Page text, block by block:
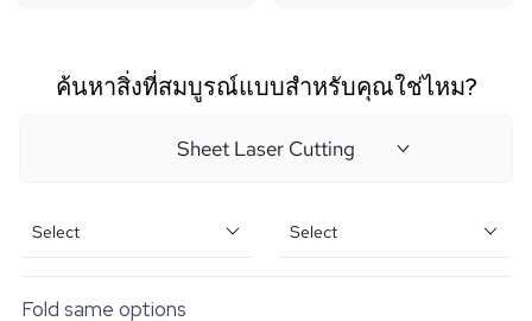
ค้นหาสิ่งที่สมบูรณ์แบบสำหรับคุณใช่ไหม?
Sheet Laser Cutting
Select Select
Fold same options